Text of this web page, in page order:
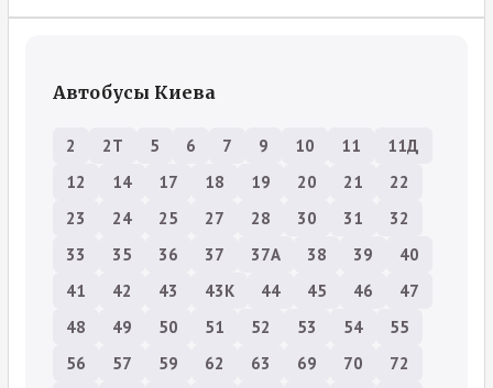
Автобусы Киева
2 2Т 5 6 7 9 10 11
11Д
12
14 17 18 19 20 21
22
23
24 25 27 28 30 31
32
33
35 36 37 37А 38 39
40
41
42 43 43К 44 45 46
47
48
49 50 51 52 53 54
55
56
57 59 62 63 69 70
72